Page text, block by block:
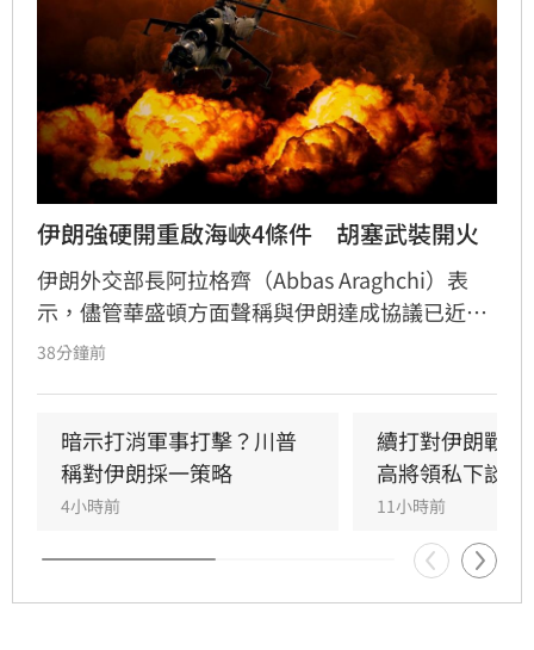
伊朗強硬開重啟海峽4條件　胡塞武裝開火
伊朗外交部長阿拉格齊（Abbas Araghchi）表
示，儘管華盛頓方面聲稱與伊朗達成協議已近在
眼前，但德黑蘭目前並未與美國直接談判，僅透
峽（Strait of Hormuz）能否重啟仍存在極大變
數。與此同時，伊朗支持的葉門準政府及軍事組
織「胡塞武裝」（Houthis）再度攻擊「沙烏地
38分鐘前
暗示打消軍事打擊？川普
稱對伊朗採一策略
4小時前
續打對伊朗戰
高將領私下談退
11小時前